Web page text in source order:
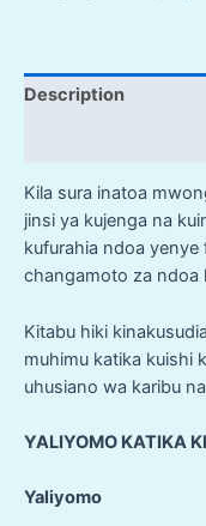
MKE
WAKO:
YA
NDOA
quantity
Description
Kila sura inatoa
jinsi ya kujenga na
kufurahia ndoa yenye
changamoto za ndoa
Kitabu hiki
muhimu katika kuishi
uhusiano wa karibu
YALIYOMO KATIKA
Yaliyomo